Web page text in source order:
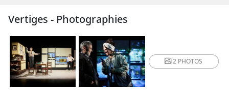
Vertiges - Photographies
2 PHOTOS